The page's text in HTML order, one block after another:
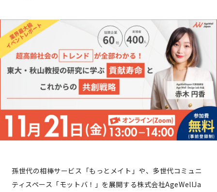
孫世代の相棒サービス「もっとメイト」や、多世代コミュニ
ティスペース「モットバ！」を展開する株式会社AgeWellJa